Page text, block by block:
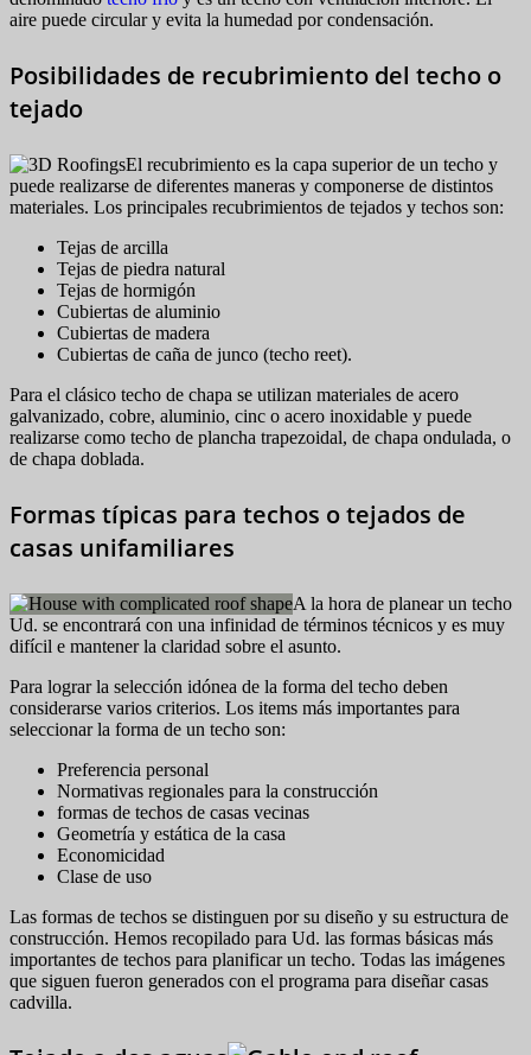
aire puede circular y evita la humedad por condensación.
Posibilidades de recubrimiento del techo o
tejado
El recubrimiento es la capa superior de un techo y
puede realizarse de diferentes maneras y componerse de distintos
materiales. Los principales recubrimientos de tejados y techos son:
Tejas de arcilla
Tejas de piedra natural
Tejas de hormigón
Cubiertas de aluminio
Cubiertas de madera
Cubiertas de caña de junco (techo reet).
Para el clásico techo de chapa se utilizan materiales de acero
galvanizado, cobre, aluminio, cinc o acero inoxidable y puede
realizarse como techo de plancha trapezoidal, de chapa ondulada, o
de chapa doblada.
Formas típicas para techos o tejados de
casas unifamiliares
A la hora de planear un techo
Ud. se encontrará con una infinidad de términos técnicos y es muy
difícil e mantener la claridad sobre el asunto.
Para lograr la selección idónea de la forma del techo deben
considerarse varios criterios. Los items más importantes para
seleccionar la forma de un techo son:
Preferencia personal
Normativas regionales para la construcción
formas de techos de casas vecinas
Geometría y estática de la casa
Economicidad
Clase de uso
Las formas de techos se distinguen por su diseño y su estructura de
construcción. Hemos recopilado para Ud. las formas básicas más
importantes de techos para planificar un techo. Todas las imágenes
que siguen fueron generados con el programa para diseñar casas
cadvilla.